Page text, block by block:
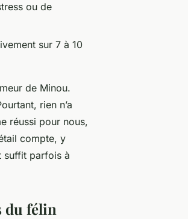
ou de
sur 7 à 10
de Minou.
rien n’a
réussi pour nous,
compte, y
suffit parfois à
du félin